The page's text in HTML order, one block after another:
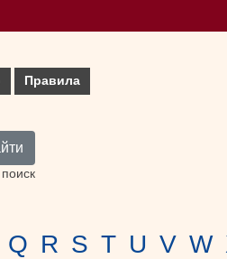
Правила
Q R S T U V W